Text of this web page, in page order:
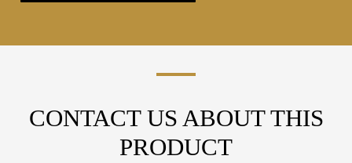
CONTACT US ABOUT THIS
PRODUCT